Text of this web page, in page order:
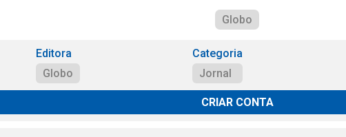
Globo
Editora
Globo
Categoria
Jornal
CRIAR CONTA